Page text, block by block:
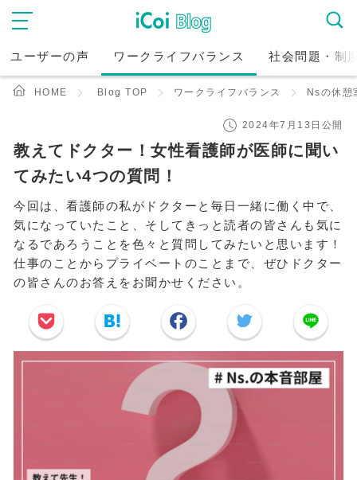
ユーザーの声 ワークライフバランス 社会問題・制
HOME Blog TOP ワークライフバランス Nsの休憩
2024年7月13日公開
教えてドクター！女性看護師が医師に聞い
てみたい4つの質問！
今回は、看護師の私がドクターと毎日一緒に働く中で、
気になっていたこと、そしてきっと読者の皆さんも気に
なるであろうことを色々と質問してみたいと思います！
仕事のことからプライベートのことまで、ぜひドクター
の皆さんのお答えをお聞かせください。